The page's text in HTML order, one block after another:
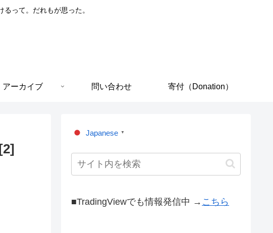
って。だれもが思った。
アーカイブ 問い合わせ 寄付（Donation）
Japanese ▼
■TradingViewでも情報発信中 → こちら